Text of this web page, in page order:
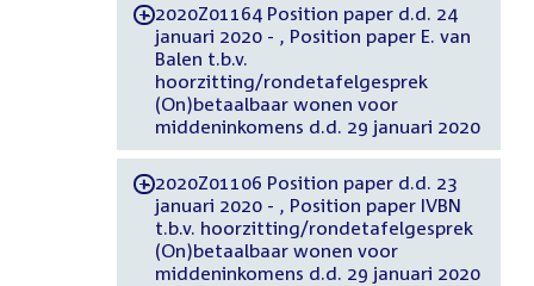
-2020Z01164 Position paper d.d. 24
januari 2020 - , Position paper E. van
Balen t.b.v.
hoorzitting/rondetafelgesprek
(On)betaalbaar wonen voor
middeninkomens d.d. 29 januari 2020
-2020Z01106 Position paper d.d. 23
januari 2020 - , Position paper IVBN
t.b.v. hoorzitting/rondetafelgesprek
(On)betaalbaar wonen voor
middeninkomens d.d. 29 januari 2020